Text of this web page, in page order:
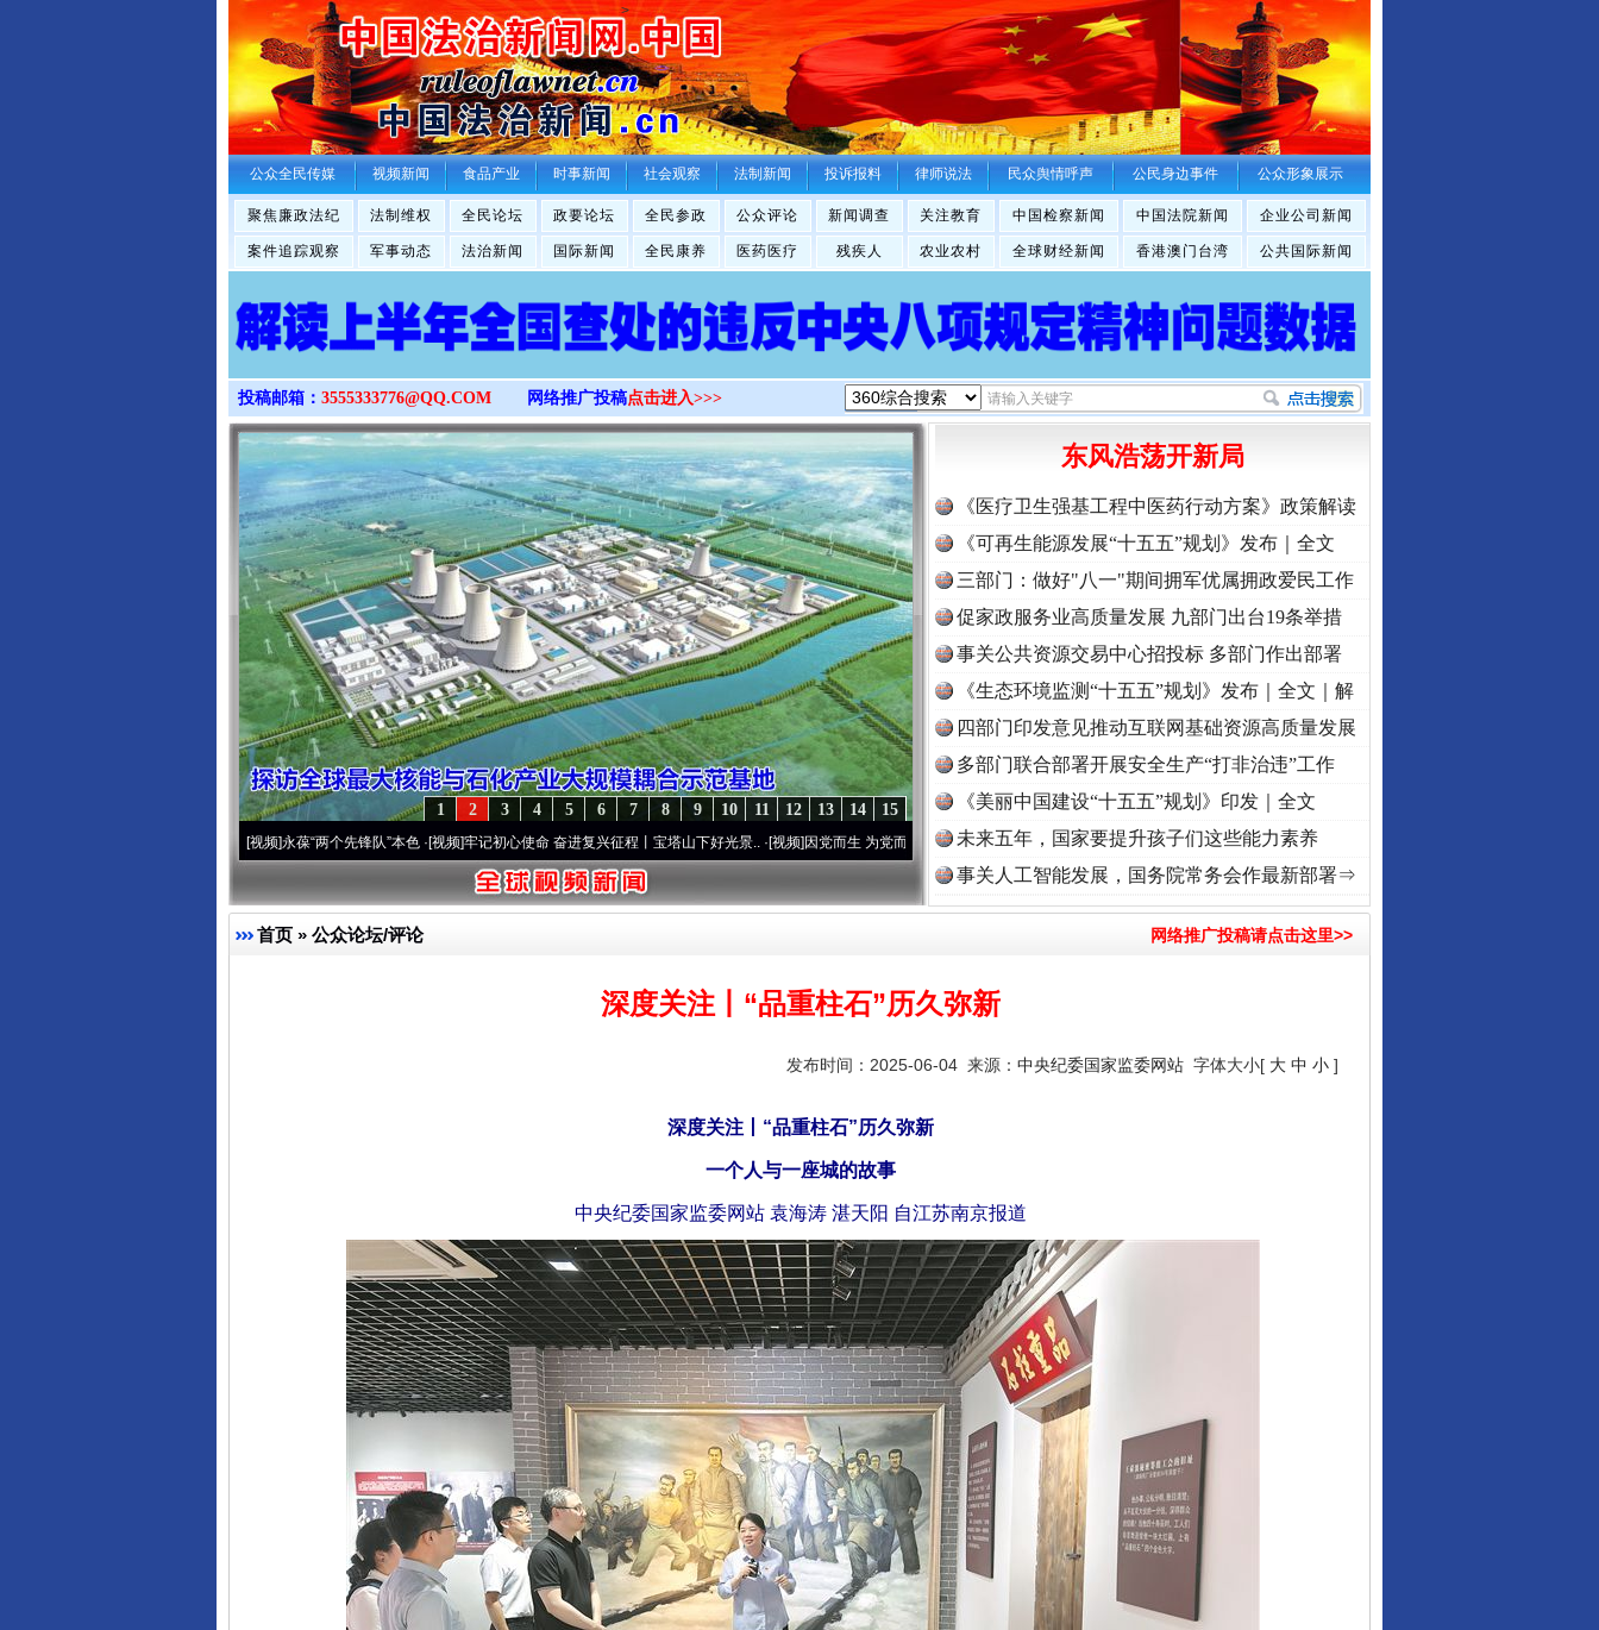
>
公众全民传媒 视频新闻 食品产业 时事新闻 社会观察 法制新闻 投诉报料 律师说法 民众舆情呼声 公民身边事件 公众形象展示
聚焦廉政法纪 法制维权 全民论坛 政要论坛 全民参政 公众评论 新闻调查 关注教育 中国检察新闻 中国法院新闻 企业公司新闻
案件追踪观察 军事动态 法治新闻 国际新闻 全民康养 医药医疗 残疾人 农业农村 全球财经新闻 香港澳门台湾 公共国际新闻
投稿邮箱： 3555333776@QQ.COM 网络推广投稿点击进入>>>
15
14
13
12
11
10
9
8
7
6
5
4
3
2
1
永葆“两个先锋队”本色·[视频]牢记初心使命 奋进复兴征程丨宝塔山下好光景..·[视频]因党而生 为党而战——百年“纪”事⑧加强纪律..·[视频] 牢记初心使命 奋进复兴征程丨“转折之城”激荡..
东风浩荡开新局
《医疗卫生强基工程中医药行动方案》政策解读
《可再生能源发展“十五五”规划》发布｜全文
三部门：做好"八一"期间拥军优属拥政爱民工作
促家政服务业高质量发展 九部门出台19条举措
事关公共资源交易中心招投标 多部门作出部署
《生态环境监测“十五五”规划》发布｜全文｜解
读
四部门印发意见推动互联网基础资源高质量发展
多部门联合部署开展安全生产“打非治违”工作
《美丽中国建设“十五五”规划》印发｜全文
未来五年，国家要提升孩子们这些能力素养
事关人工智能发展，国务院常务会作最新部署⇒
首页 » 公众论坛/评论 网络推广投稿请点击这里>>
深度关注丨“品重柱石”历久弥新
发布时间：2025-06-04 来源： 中央纪委国家监委网站 字体大小[ 大 中 小 ]
深度关注丨“品重柱石”历久弥新
一个人与一座城的故事
中央纪委国家监委网站 袁海涛 湛天阳 自江苏南京报道